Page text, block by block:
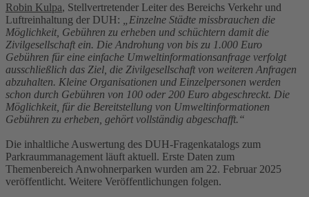
Robin Kulpa, Stellvertretender Leiter des Bereichs Verkehr und
Luftreinhaltung der DUH:
„Einzelne Städte missbrauchen die
Möglichkeit, Gebühren zu erheben und schüchtern damit die
Zivilgesellschaft ein. Die Androhung von bis zu 1.000 Euro
Gebühren für eine einfache Umweltinformationsanfrage verfolgt
ausschließlich das Ziel, die Zivilgesellschaft von weiteren Anfragen
abzuhalten. Kleine Organisationen und Einzelpersonen werden
schon durch Gebühren von 100 oder 200 Euro abgeschreckt. Die
Möglichkeit, für die Bereitstellung von Umweltinformationen
Gebühren zu erheben, gehört vollständig abgeschafft.“
Die inhaltliche Auswertung des DUH-Fragenkatalogs zum
Parkraummanagement läuft aktuell. Erste Daten zum
Themenbereich Anwohnerparken wurden am 22. Februar 2025
veröffentlicht. Weitere Veröffentlichungen folgen.